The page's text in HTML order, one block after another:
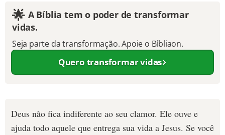
🌟 A Bíblia tem o poder de transformar
vidas.
Seja parte da transformação. Apoie o Bíbliaon.
Quero transformar vidas
Deus não fica indiferente ao seu clamor. Ele ouve e
ajuda todo aquele que entrega sua vida a Jesus. Se você